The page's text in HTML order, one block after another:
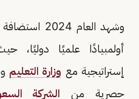
وشهد العام
أولمبيادًا علميًا
إستراتيجية مع وزارة التعليم
حصرية من الشركة